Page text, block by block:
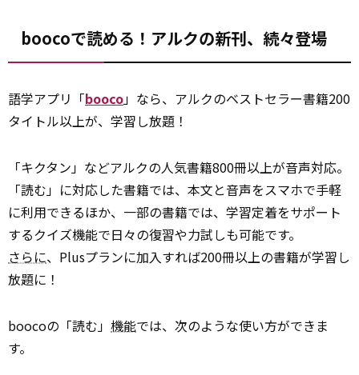
boocoで読める！アルクの新刊、続々登場
語学アプリ「booco」なら、アルクのベストセラー書籍200
タイトル以上が、学習し放題！
「キクタン」などアルクの人気書籍800冊以上が音声対応。
「読む」に対応した書籍では、本文と音声をスマホで手軽
に利用できるほか、一部の書籍では、学習定着をサポート
するクイズ機能で日々の復習や力試しも可能です。
さらに、Plusプランに加入すれば200冊以上の書籍が学習し
放題に！
boocoの「読む」 機能では、次のような使い方ができま
す。